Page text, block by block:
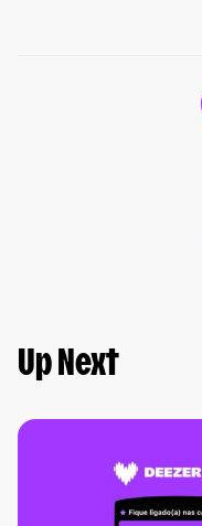
Up Next